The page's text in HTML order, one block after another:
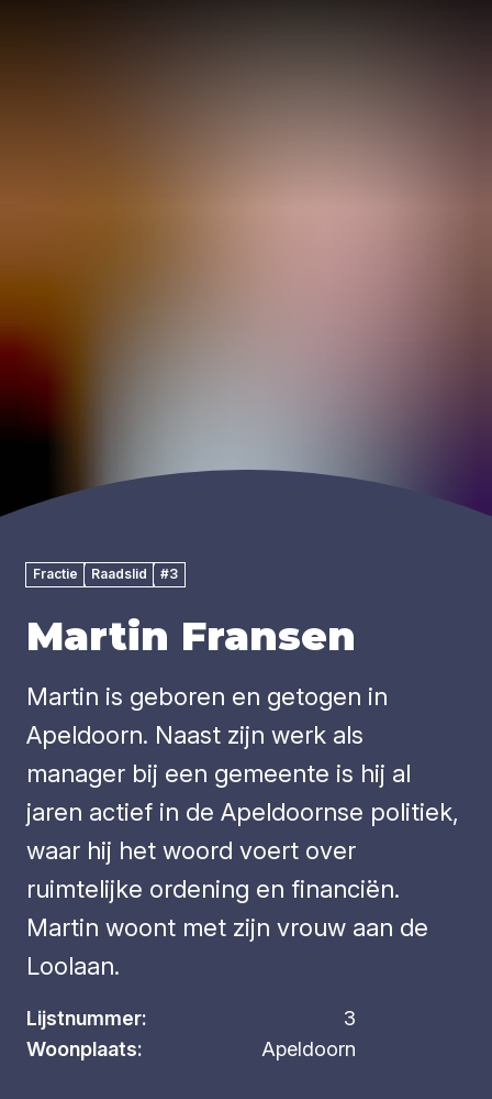
Fractie Raadslid #3
Martin Fransen
Martin is geboren en getogen in
Apeldoorn. Naast zijn werk als
manager bij een gemeente is hij al
jaren actief in de Apeldoornse politiek,
waar hij het woord voert over
ruimtelijke ordening en financiën.
Martin woont met zijn vrouw aan de
Loolaan.
Lijstnummer:
3
Woonplaats:
Apeldoorn